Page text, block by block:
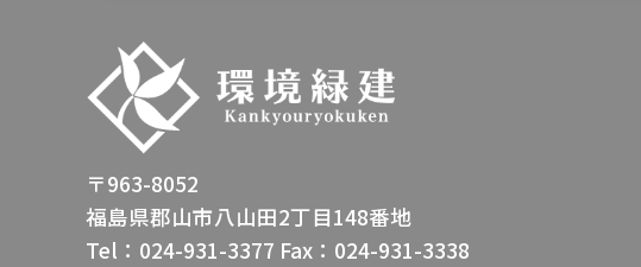
〒963-8052
福島県郡山市八山田2丁目148番地
Tel：024-931-3377 Fax：024-931-3338